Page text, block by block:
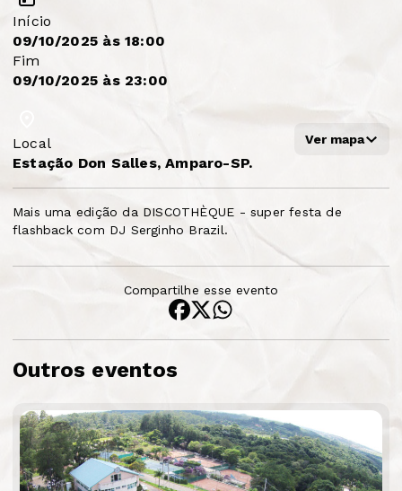
Início
09/10/2025 às 18:00
Fim
09/10/2025 às 23:00
Local
Estação Don Salles, Amparo-SP.
Ver mapa
Mais uma edição da DISCOTHÈQUE - super festa de
flashback com DJ Serginho Brazil.
Outros eventos
Compartilhe esse evento